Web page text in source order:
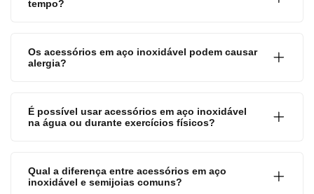
tempo?
Os acessórios em aço inoxidável podem causar
alergia?
É possível usar acessórios em aço inoxidável
na água ou durante exercícios físicos?
Qual a diferença entre acessórios em aço
inoxidável e semijoias comuns?